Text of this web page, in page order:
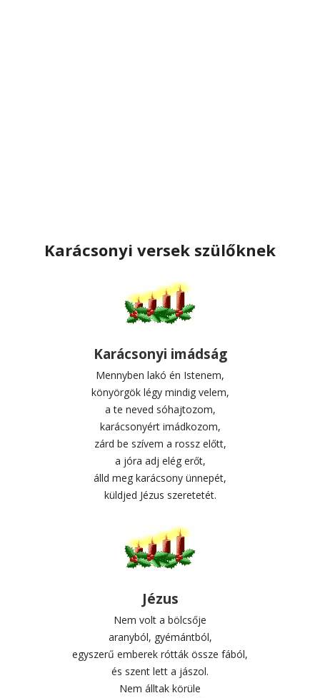
Karácsonyi versek szülőknek
Karácsonyi imádság
Mennyben lakó én Istenem,
könyörgök légy mindig velem,
a te neved sóhajtozom,
karácsonyért imádkozom,
zárd be szívem a rossz előtt,
a jóra adj elég erőt,
álld meg karácsony ünnepét,
küldjed Jézus szeretetét.
Jézus
Nem volt a bölcsője
aranyból, gyémántból,
egyszerű emberek rótták össze fából,
és szent lett a jászol.
Nem álltak körüle